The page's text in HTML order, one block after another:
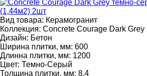
Вид товара: Керамогранит
Коллекция: Concrete Courage Dark Grey
Дизайн: Бетон
Ширина плитки, мм: 600
Длинна плитки, мм: 1200
Цвет: Темно-Серый
Толщина плитки, мм: 8.4